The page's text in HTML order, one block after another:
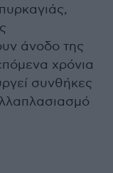
άνοδο της
χρόνια
συνθήκες